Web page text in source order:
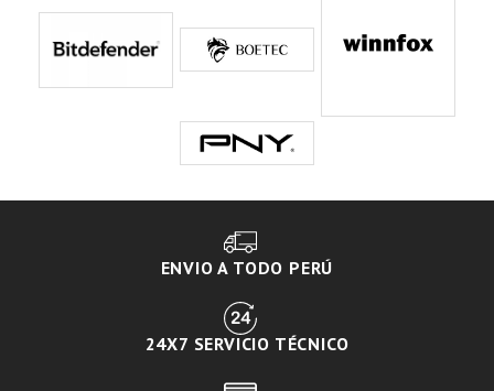
ENVIO A TODO PERÚ
24X7 SERVICIO TÉCNICO